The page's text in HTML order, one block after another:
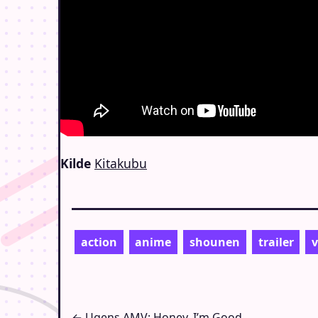
Kilde Kitakubu
action anime shounen trailer